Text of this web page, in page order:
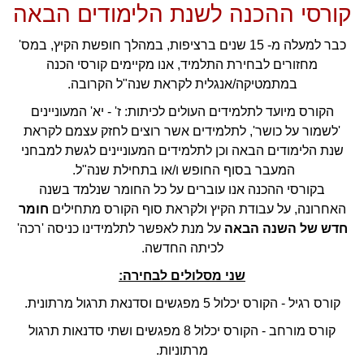
קורסי ההכנה לשנת הלימודים הבאה
כבר למעלה מ- 15 שנים ברציפות, במהלך חופשת הקיץ, במס'
מחזורים לבחירת התלמיד, אנו מקיימים קורסי הכנה
במתמטיקה/אנגלית לקראת שנה"ל הקרובה.
הקורס מיועד לתלמידים העולים לכיתות: ז' - יא' המעוניינים
'לשמור על כושר', לתלמידים אשר רוצים לחזק עצמם לקראת
שנת הלימודים הבאה וכן לתלמידים המעוניינים לגשת למבחני
המעבר בסוף החופש ו/או בתחילת שנה"ל.
בקורסי ההכנה אנו עוברים על כל החומר שנלמד בשנה
האחרונה, על עבודת הקיץ ולקראת סוף הקורס מתחילים חומר
חדש של השנה הבאה על מנת לאפשר לתלמידינו כניסה 'רכה'
לכיתה החדשה.
שני מסלולים לבחירה:
קורס רגיל - הקורס יכלול 5 מפגשים וסדנאת תרגול מרתונית.
קורס מורחב - הקורס יכלול 8 מפגשים ושתי סדנאות תרגול
מרתוניות.